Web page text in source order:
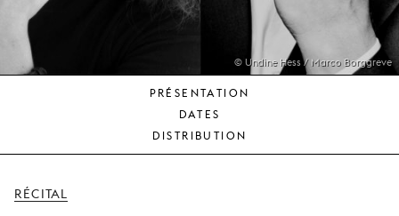
MONNAIE
SOUTENIR
© Undine Hess / Marco Borggreve
PRÉSENTATION
DATES
DISTRIBUTION
RÉCITAL